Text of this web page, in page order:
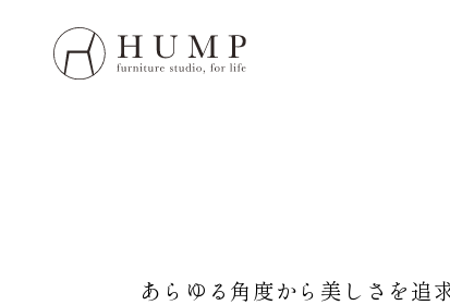
あらゆる角度から 美しさを追